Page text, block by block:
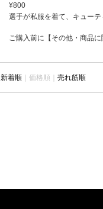
¥800
選手が私服を着て、キューテ
ご購入前に【その他・商品
新着順 ｜ 価格順｜ 売れ筋順